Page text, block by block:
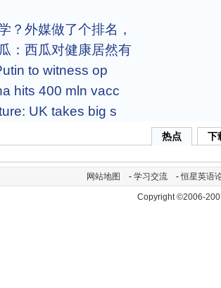
？外媒做了个排名，
：西瓜对健康居然有
to witness op
hits 400 mln vacc
UK takes big s
热点 下
网站地图 - 学习交流 -恒星英语
Copyright ©2006-